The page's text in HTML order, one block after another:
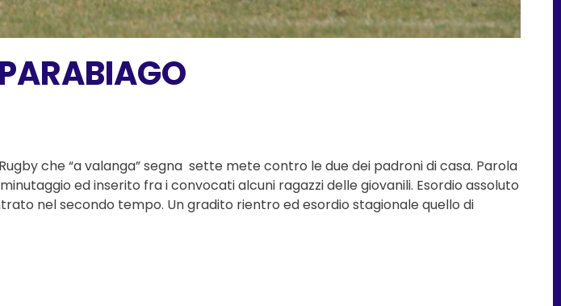
che “a valanga” segna sette mete contro le due dei padroni di casa. Parola
ed inserito fra i convocati alcuni ragazzi delle giovanili. Esordio assoluto
nel secondo tempo. Un gradito rientro ed esordio stagionale quello di